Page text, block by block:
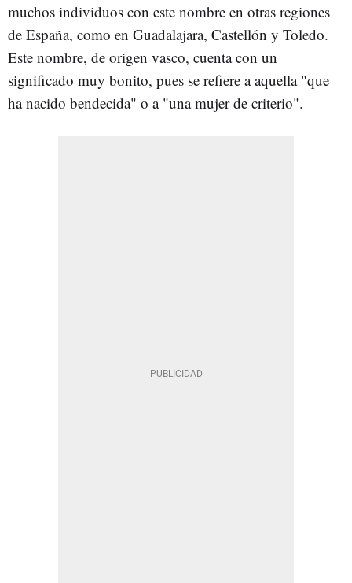
muchos individuos con este nombre en otras regiones
de España, como en Guadalajara, Castellón y Toledo.
Este nombre, de origen vasco, cuenta con un
significado muy bonito, pues se refiere a aquella "que
ha nacido bendecida" o a "una mujer de criterio".